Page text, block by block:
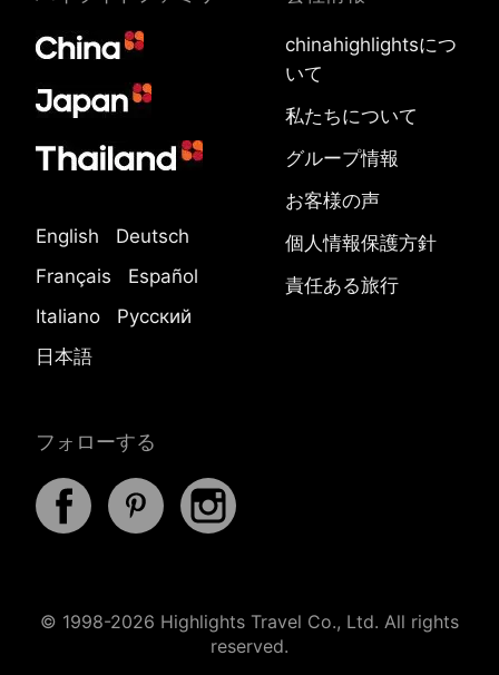
English
Deutsch
Français
Español
Italiano
Русский
日本語
フォローする
chinahighlightsにつ
いて
私たちについて
グループ情報
お客様の声
個人情報保護方針
責任ある旅行
© 1998-2026 Highlights Travel Co., Ltd. All rights
reserved.